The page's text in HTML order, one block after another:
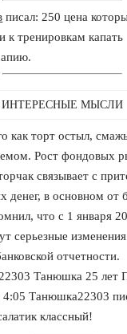
писал: 250 цена
к тренировкам капать
ИНТЕРЕСНЫЕ МЫСЛИ
как торт остыл,
Рост фондовых
связывает с
денег, в основном от
что с 1 января
серьезные
отчетности.
Танюшка 25 лет
Танюшка22303
классный!